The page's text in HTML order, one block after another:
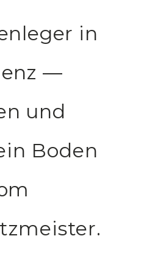
in
—
und
Boden